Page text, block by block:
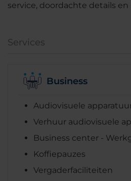
service, doordachte details
Services
Business
Audiovisuele
Verhuur audiovisuele
Business center -
Koffiepauzes
Vergaderfaciliteiten